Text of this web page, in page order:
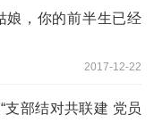
娘，你的前半生已经
2017-12-22
支部结对共联建 党员